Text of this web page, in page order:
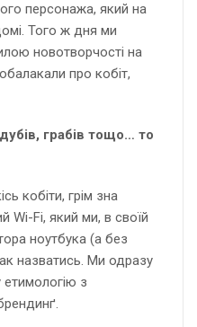
персонажа, який на
Того ж дня ми
новотворчості на
про кобіт,
грабів тощо… то
кобіти, грім зна
Wi-Fi, який ми, в своїй
ноутбука (а без
назватись. Ми одразу
етимологію з